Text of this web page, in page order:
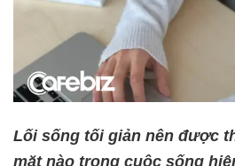
Lối sống tối giản nên được
mặt nào trong cuộc sống